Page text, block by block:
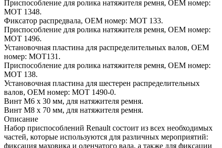
Приспособление для ролика натяжителя ремня, OEM номер:
MOT 1348.
Фиксатор распредвала, OEM номер: MOT 133.
Приспособление для ролика натяжителя ремня, OEM номер:
MOT 1496.
Установочная пластина для распределительных валов, OEM
номер: MOT131.
Приспособление для ролика натяжителя ремня, OEM номер:
MOT 138.
Установочная пластина для шестерен распределительных
валов, OEM номер: MOT 1490-0.
Винт М6 х 30 мм, для натяжителя ремня.
Винт М8 х 70 мм, для натяжителя ремня.
Описание
Набор приспособлений Renault состоит из всех необходимых
частей, которые используются для различных мероприятий:
фиксация маховика и оленчатого вала, а также для фиксации